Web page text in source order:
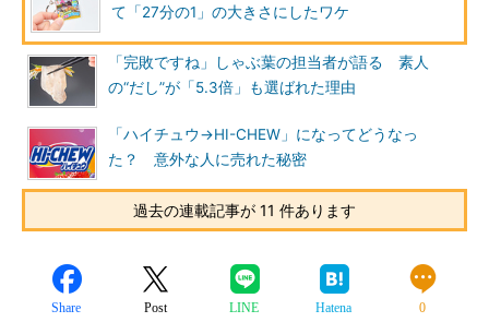
て「27分の1」の大きさにしたワケ
「完敗ですね」しゃぶ葉の担当者が語る 素人
の“だし”が「5.3倍」も選ばれた理由
「ハイチュウ→HI-CHEW」になってどうなっ
た？ 意外な人に売れた秘密
過去の連載記事が 11 件あります
Share Post LINE Hatena 0